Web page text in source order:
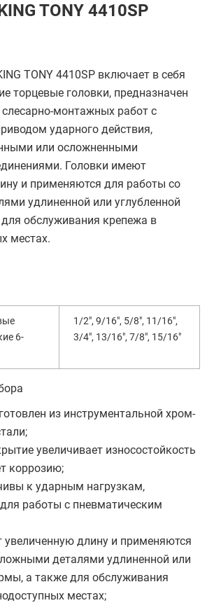
TONY 4410SP
TONY 4410SP включает в себя
торцевые головки, предназначен
монтажных работ с
ударного действия,
или осложненными
Головки имеют
и применяются для работы со
удлиненной или углубленной
обслуживания крепежа в
местах.
6-
1/2", 9/16", 5/8", 11/16",
3/4", 13/16", 7/8", 15/16"
из инструментальной хром-
увеличивает износостойкость
коррозию;
к ударным нагрузкам,
работы с пневматическим
увеличенную длину и применяются
деталями удлиненной или
а также для обслуживания
местах;